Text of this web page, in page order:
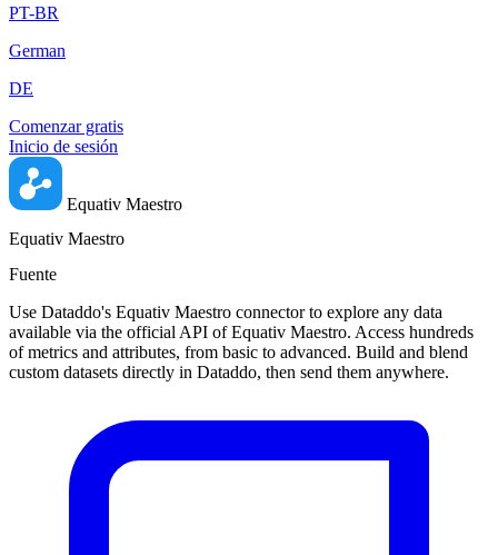
PT-BR
German
DE
Comenzar gratis
Inicio de sesión
Equativ Maestro
Equativ Maestro
Fuente
Use Dataddo's Equativ Maestro connector to explore any data
available via the official API of Equativ Maestro. Access hundreds
of metrics and attributes, from basic to advanced. Build and blend
custom datasets directly in Dataddo, then send them anywhere.